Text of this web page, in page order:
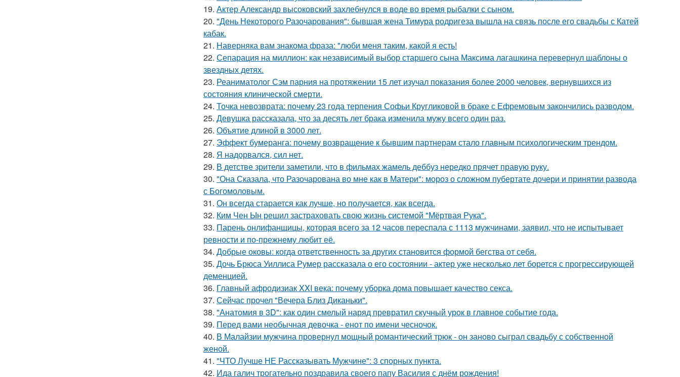
19. Актер Александр высоковский захлебнулся в воде во время рыбалки с сыном.
20. "День Некоторого Разочарования": бывшая жена Тимура родригеза вышла на связь после его свадьбы с Катей
кабак.
21. Hаверняка вам знакома фраза: "люби меня таким, какой я есть!
22. Сепарация на миллион: как независимый выбор старшего сына Максима лагашкина перевернул шаблоны о
звездных детях.
23. Реаниматолог Сэм парния на протяжении 15 лет изучал показания более 2000 человек, вернувшихся из
состояния клинической смерти.
24. Точка невозврата: почему 23 года терпения Софьи Кругликовой в браке с Ефремовым закончились разводом.
25. Девушка рассказала, что за десять лет брака изменила мужу всего один раз.
26. Объятие длиной в 3000 лет.
27. Эффект бумеранга: почему возвращение к бывшим партнерам стало главным психологическим трендом.
28. Я надорвался, сил нет.
29. В детстве зрители заметили, что в фильмах жамель деббуз нередко прячет правую руку.
30. "Она Сказала, что Разочарована во мне как в Матери": мороз о сложном пубертате дочери и принятии развода
с Богомоловым.
31. Он всегда старается как лучше, но получается, как всегда.
32. Ким Чен Ын решил застраховать свою жизнь системой "Мёртвая Рука".
33. Парень онлифанщицы, которая всего за 12 часов переспала с 1113 мужчинами, заявил, что не испытывает
ревности и по-прежнему любит её.
34. Добрые оковы: когда ответственность за других становится формой бегства от себя.
35. Дочь Брюса Уиллиса Румер рассказала о его состоянии - актер уже несколько лет борется с прогрессирующей
деменцией.
36. Главный афродизиак XXI века: почему уборка дома повышает качество секса.
37. Сейчас прочел "Вечера Близ Диканьки".
38. "Анатомия в 3D": как один смелый наряд превратил скучный урок в главное событие года.
39. Перед вами необычная девочка - енот по имени чесночок.
40. В Малайзии мужчина провернул мощный романтический трюк - он заново сыграл свадьбу с собственной
женой.
41. "ЧТО Лучше НЕ Рассказывать Мужчине": 3 спорных пункта.
42. Ида галич трогательно поздравила своего папу Василия с днём рождения!